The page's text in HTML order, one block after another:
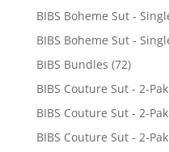
BIBS Boheme Sut -
BIBS Boheme Sut -
BIBS Bundles (72)
BIBS Couture Sut - 2-
BIBS Couture Sut - 2-
BIBS Couture Sut - 2-